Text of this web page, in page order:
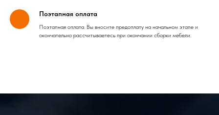
Поэтапная оплата
Поэтапная оплата. Вы вносите предоплату на начальном этапе и
окончательно рассчитываетесь при окончании сборки мебели.